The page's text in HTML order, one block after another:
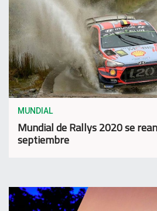
MUNDIAL
Mundial de Rallys 2020 se
septiembre